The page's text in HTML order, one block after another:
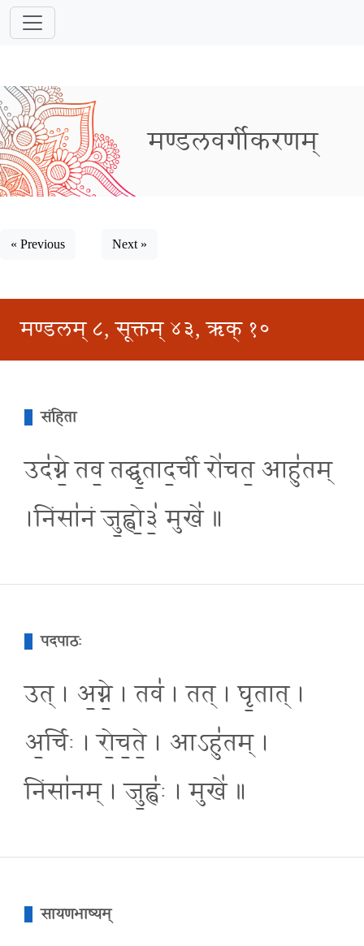
मण्डलवर्गीकरणम्
« Previous Next »
मण्डलम् ८, सूक्तम् ४३, ऋक् १०
संहिता
उद॑ग्ने॒ तव॒ तद्घृ॒ताद॒र्ची रो॑चत॒ आहु॑तम्
।निंसा॑नं जु॒ह्वो॒३॒॑ मुखे॑ ॥
पदपाठः
उत् । अ॒ग्ने॒ । तव॑ । तत् । घृ॒तात् ।
अ॒र्चिः । रो॒च॒ते॒ । आऽहु॑तम् ।
निंसा॑नम् । जु॒ह्वः॑ । मुखे॑ ॥
सायणभाष्यम्